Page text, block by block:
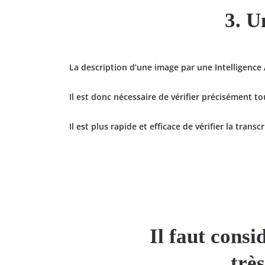
3.
La description d’une image par une
Il est donc nécessaire de vérifier précisément
Il est plus rapide et efficace de vérifier la
Il faut